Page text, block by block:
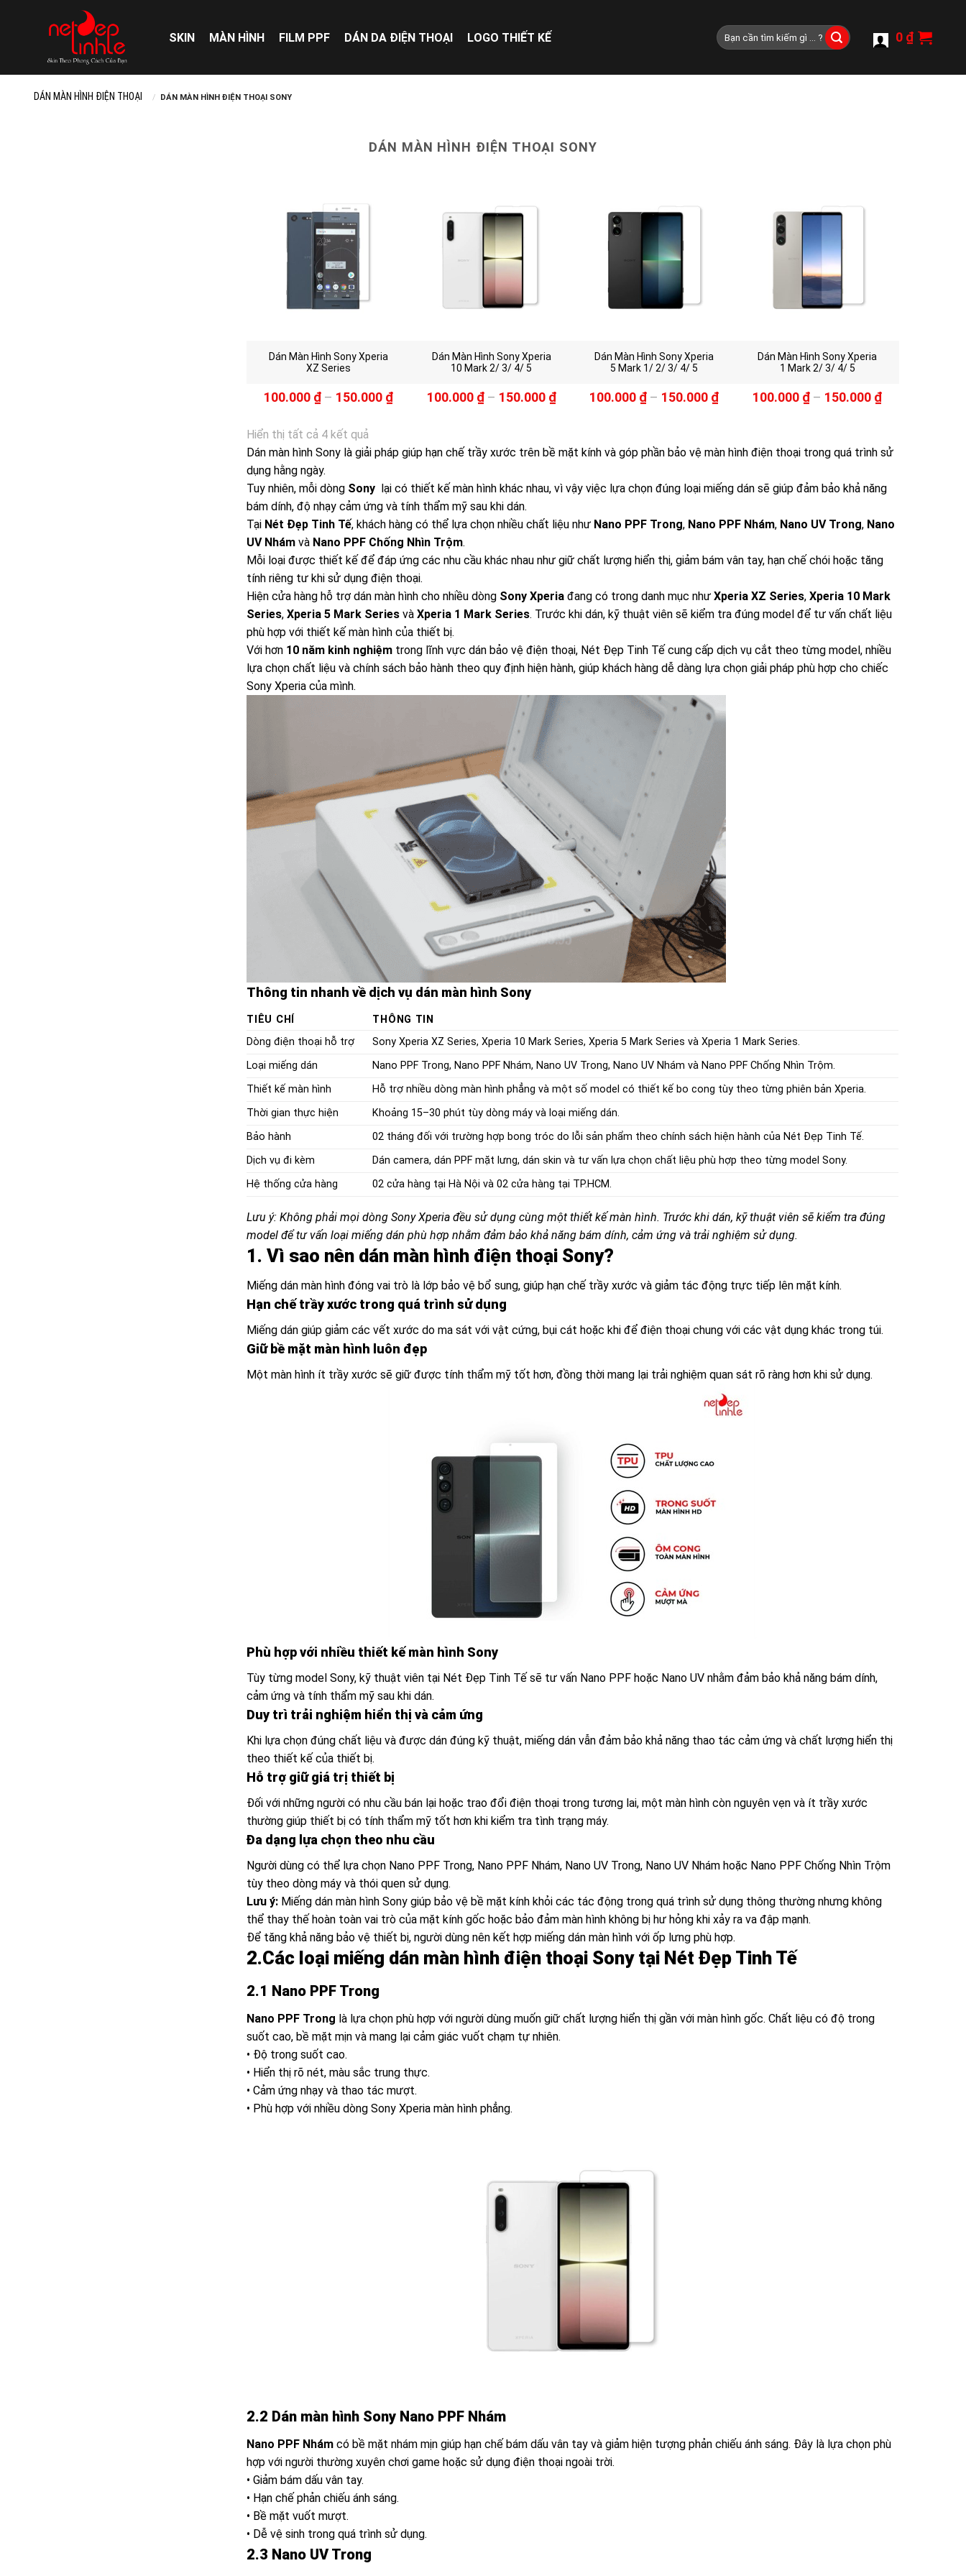
SKIN MÀN HÌNH FILM PPF DÁN DA ĐIỆN THOẠI LOGO THIẾT KẾ
Tìm
kiếm:
0 ₫
DÁN MÀN HÌNH ĐIỆN THOẠI / DÁN MÀN HÌNH ĐIỆN THOẠI SONY
DÁN MÀN HÌNH ĐIỆN THOẠI SONY
Dán Màn Hình Sony Xperia
XZ Series
100.000 ₫– 150.000 ₫
Dán Màn Hình Sony Xperia
10 Mark 2/ 3/ 4/ 5
100.000 ₫– 150.000 ₫
Dán Màn Hình Sony Xperia
5 Mark 1/ 2/ 3/ 4/ 5
100.000 ₫ – 150.000 ₫
Dán Màn Hình Sony Xperia
1 Mark 2/ 3/ 4/ 5
100.000 ₫ – 150.000 ₫
Hiển thị tất cả 4 kết quả
Dán màn hình Sony là giải pháp giúp hạn chế trầy xước trên bề mặt kính và góp phần bảo vệ màn hình điện thoại trong quá trình sử
dụng hằng ngày.
Tuy nhiên, mỗi dòng Sony lại có thiết kế màn hình khác nhau, vì vậy việc lựa chọn đúng loại miếng dán sẽ giúp đảm bảo khả năng
bám dính, độ nhạy cảm ứng và tính thẩm mỹ sau khi dán.
Tại Nét Đẹp Tinh Tế, khách hàng có thể lựa chọn nhiều chất liệu như Nano PPF Trong, Nano PPF Nhám, Nano UV Trong, Nano
UV Nhám và Nano PPF Chống Nhìn Trộm.
Mỗi loại được thiết kế để đáp ứng các nhu cầu khác nhau như giữ chất lượng hiển thị, giảm bám vân tay, hạn chế chói hoặc tăng
tính riêng tư khi sử dụng điện thoại.
Hiện cửa hàng hỗ trợ dán màn hình cho nhiều dòng Sony Xperia đang có trong danh mục nhưXperia XZ Series,Xperia 10 Mark
Series,Xperia 5 Mark Series vàXperia 1 Mark Series. Trước khi dán, kỹ thuật viên sẽ kiểm tra đúng model để tư vấn chất liệu
phù hợp với thiết kế màn hình của thiết bị.
Với hơn 10 năm kinh nghiệm trong lĩnh vực dán bảo vệ điện thoại, Nét Đẹp Tinh Tế cung cấp dịch vụ cắt theo từng model, nhiều
lựa chọn chất liệu và chính sách bảo hành theo quy định hiện hành, giúp khách hàng dễ dàng lựa chọn giải pháp phù hợp cho chiếc
Sony Xperia của mình.
Thông tin nhanh về dịch vụ dán màn hình Sony
TIÊU CHÍ
THÔNG TIN
Dòng điện thoại hỗ trợ
Sony Xperia XZ Series, Xperia 10 Mark Series, Xperia 5 Mark Series và Xperia 1 Mark Series.
Loại miếng dán
Nano PPF Trong, Nano PPF Nhám, Nano UV Trong, Nano UV Nhám và Nano PPF Chống Nhìn Trộm.
Thiết kế màn hình
Hỗ trợ nhiều dòng màn hình phẳng và một số model có thiết kế bo cong tùy theo từng phiên bản Xperia.
Thời gian thực hiện
Khoảng 15–30 phút tùy dòng máy và loại miếng dán.
Bảo hành
02 tháng đối với trường hợp bong tróc do lỗi sản phẩm theo chính sách hiện hành của Nét Đẹp Tinh Tế.
Dịch vụ đi kèm
Dán camera, dán PPF mặt lưng, dán skin và tư vấn lựa chọn chất liệu phù hợp theo từng model Sony.
Hệ thống cửa hàng
02 cửa hàng tại Hà Nội và 02 cửa hàng tại TP.HCM.
Lưu ý: Không phải mọi dòng Sony Xperia đều sử dụng cùng một thiết kế màn hình. Trước khi dán, kỹ thuật viên sẽ kiểm tra đúng
model để tư vấn loại miếng dán phù hợp nhằm đảm bảo khả năng bám dính, cảm ứng và trải nghiệm sử dụng.
1. Vì sao nên dán màn hình điện thoại Sony?
Miếng dán màn hình đóng vai trò là lớp bảo vệ bổ sung, giúp hạn chế trầy xước và giảm tác động trực tiếp lên mặt kính.
Hạn chế trầy xước trong quá trình sử dụng
Miếng dán giúp giảm các vết xước do ma sát với vật cứng, bụi cát hoặc khi để điện thoại chung với các vật dụng khác trong túi.
Giữ bề mặt màn hình luôn đẹp
Một màn hình ít trầy xước sẽ giữ được tính thẩm mỹ tốt hơn, đồng thời mang lại trải nghiệm quan sát rõ ràng hơn khi sử dụng.
Phù hợp với nhiều thiết kế màn hình Sony
Tùy từng model Sony, kỹ thuật viên tại Nét Đẹp Tinh Tế sẽ tư vấn Nano PPF hoặc Nano UV nhằm đảm bảo khả năng bám dính,
cảm ứng và tính thẩm mỹ sau khi dán.
Duy trì trải nghiệm hiển thị và cảm ứng
Khi lựa chọn đúng chất liệu và được dán đúng kỹ thuật, miếng dán vẫn đảm bảo khả năng thao tác cảm ứng và chất lượng hiển thị
theo thiết kế của thiết bị.
Hỗ trợ giữ giá trị thiết bị
Đối với những người có nhu cầu bán lại hoặc trao đổi điện thoại trong tương lai, một màn hình còn nguyên vẹn và ít trầy xước
thường giúp thiết bị có tính thẩm mỹ tốt hơn khi kiểm tra tình trạng máy.
Đa dạng lựa chọn theo nhu cầu
Người dùng có thể lựa chọn Nano PPF Trong, Nano PPF Nhám, Nano UV Trong, Nano UV Nhám hoặc Nano PPF Chống Nhìn Trộm
tùy theo dòng máy và thói quen sử dụng.
Lưu ý: Miếng dán màn hình Sony giúp bảo vệ bề mặt kính khỏi các tác động trong quá trình sử dụng thông thường nhưng không
thể thay thế hoàn toàn vai trò của mặt kính gốc hoặc bảo đảm màn hình không bị hư hỏng khi xảy ra va đập mạnh.
Để tăng khả năng bảo vệ thiết bị, người dùng nên kết hợp miếng dán màn hình với ốp lưng phù hợp.
2.Các loại miếng dán màn hình điện thoại Sony tại Nét Đẹp Tinh Tế
2.1 Nano PPF Trong
Nano PPF Trong là lựa chọn phù hợp với người dùng muốn giữ chất lượng hiển thị gần với màn hình gốc. Chất liệu có độ trong
suốt cao, bề mặt mịn và mang lại cảm giác vuốt chạm tự nhiên.
• Độ trong suốt cao.
• Hiển thị rõ nét, màu sắc trung thực.
• Cảm ứng nhạy và thao tác mượt.
• Phù hợp với nhiều dòng Sony Xperia màn hình phẳng.
2.2 Dán màn hình Sony Nano PPF Nhám
Nano PPF Nhám có bề mặt nhám mịn giúp hạn chế bám dấu vân tay và giảm hiện tượng phản chiếu ánh sáng. Đây là lựa chọn phù
hợp với người thường xuyên chơi game hoặc sử dụng điện thoại ngoài trời.
• Giảm bám dấu vân tay.
• Hạn chế phản chiếu ánh sáng.
• Bề mặt vuốt mượt.
• Dễ vệ sinh trong quá trình sử dụng.
2.3 Nano UV Trong